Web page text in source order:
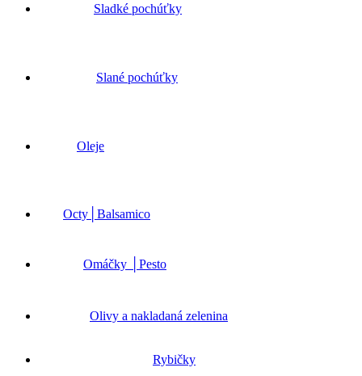
Sladké pochúťky
Slané pochúťky
Oleje
Octy│Balsamico
Omáčky │Pesto
Olivy a nakladaná zelenina
Rybičky